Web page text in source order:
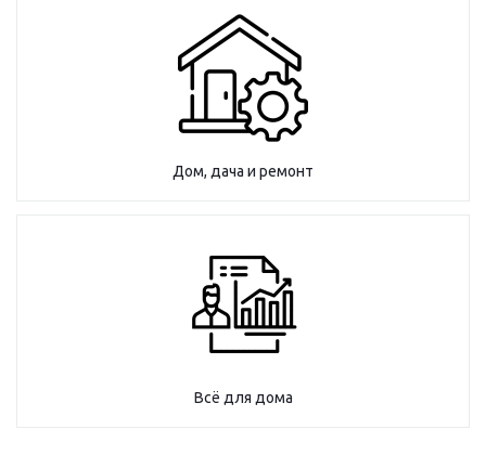
Дом, дача и ремонт
Всё для дома